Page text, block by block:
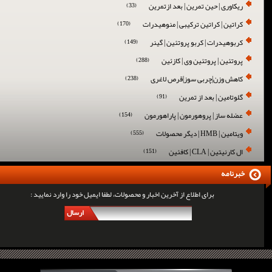
ریکاوری | حین تمرین | بعد ازتمرین (33)
کراتین | کراتین ترکیبی | منوهیدرات (170)
کربوهیدرات | کربو پروتئین | گینر (149)
پروتئین | پروتئین وی | کازئین (288)
کاهش وزن|چربی سوز|قرص لاغری (238)
گلوتامین | بعد از تمرین (91)
عضله ساز | پروهورمون | پاراهورمون (154)
ویتامین | HMB | دیگر محصولات (555)
ال کارنیتین | CLA | کافئین (151)
برای اطلاع از آخرین اخبار و محصولات، لطفا ایمیل خود را وارد نمایید :
ارسال
خبرنامه